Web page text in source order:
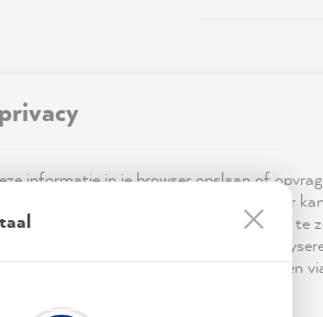
Gratis persoonlijk
van échte kenners
informatie in je browser opslaan of
niet alleen technisch noodzakelijk, maar
je apparaat en wordt gebruikt om ervoor te
en om je gebruik van de website te
advertenties aan te bieden
worden genoemd.